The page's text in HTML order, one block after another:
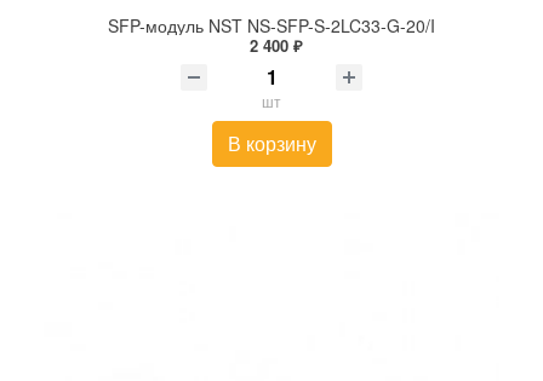
SFP-модуль NST NS-SFP-S-2LC33-G-20/I
2 400 ₽
шт
В корзину